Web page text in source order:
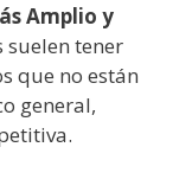
Amplio y
suelen tener
que no están
general,